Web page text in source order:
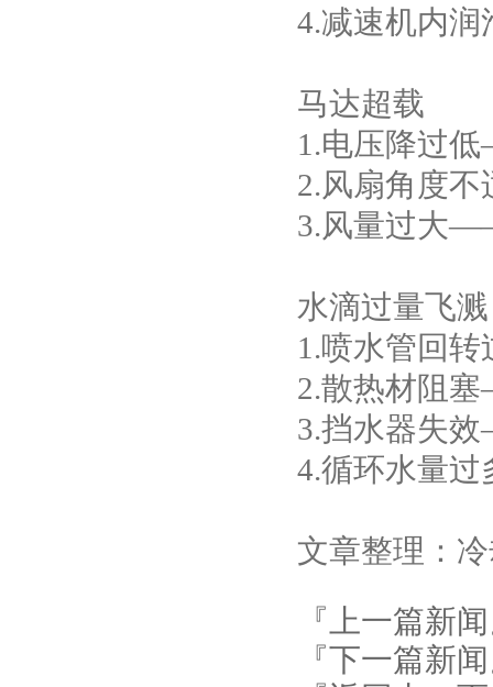
4.减速机内
马达超载
1.电压降过
2.风扇角度
3.风量过大
水滴过量飞溅
1.喷水管回
2.散热材阻
3.挡水器失
4.循环水量
文章整理：
『上一篇新
『下一篇新